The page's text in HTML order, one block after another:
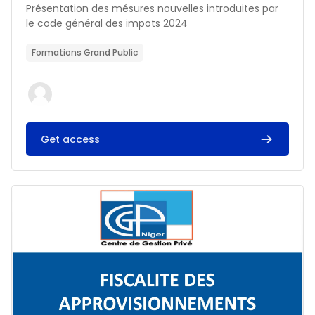
Résumé du cours :
Présentation des mésures nouvelles introduites par
le code général des impots 2024
Formations Grand Public
Get access
Image du cours FISCALITE DES APPROVISIONNEMENTS